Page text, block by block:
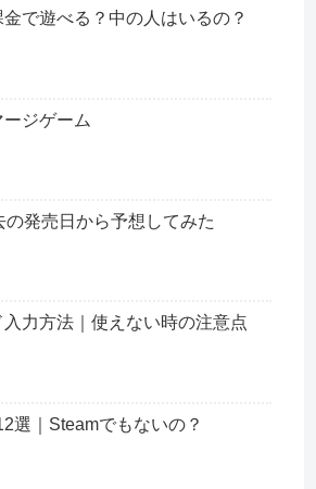
で遊べる？中の人はいるの？
ジゲーム
発売日から予想してみた
力方法｜使えない時の注意点
選｜Steamでもないの？